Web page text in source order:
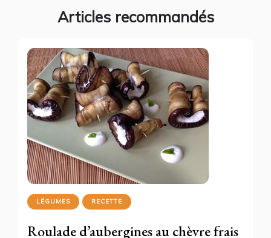
Articles recommandés
LÉGUMES RECETTE
Roulade d’aubergines au chèvre frais